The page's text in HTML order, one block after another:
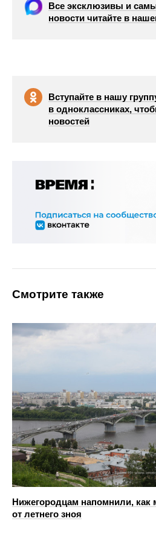
Все эксклюзивы и
новости читайте в
Вступайте в нашу
в одноклассниках,
новостей
Смотрите также
Нижегородцам напомнили, как
от летнего зноя